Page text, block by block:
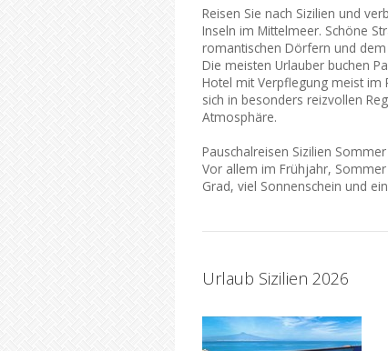
Reisen Sie nach Sizilien und
Inseln im Mittelmeer. Schöne
romantischen Dörfern und
Die meisten Urlauber buchen
Hotel mit Verpflegung meist im
sich in besonders reizvollen
Atmosphäre.
Pauschalreisen Sizilien Sommer
Vor allem im Frühjahr,
Grad, viel Sonnenschein und
Urlaub Sizilien 2026